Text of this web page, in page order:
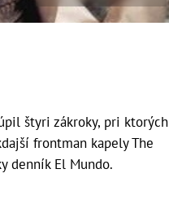
štyri zákroky, pri ktorých
frontman kapely The
denník El Mundo.